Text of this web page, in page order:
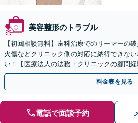
美容整形のトラブル
【初回相談無料】歯科治療でのリーマーの
火傷などクリニック側の対応に納得できな
い！【医療法人の法務・クリニックの顧問
ドバイスで、納得のできるトラブルの解決
料金表を見る
電話で面談予約